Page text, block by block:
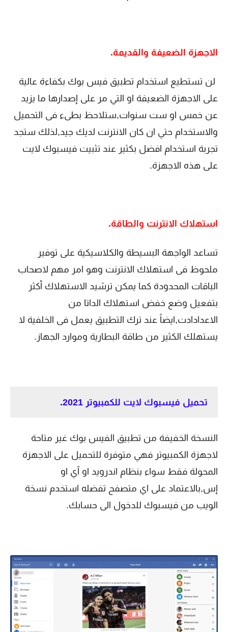
الاجهزة الضعيفة والقديمة.
لن تستطيع استخدام تطبيق فيس بوك بكفاءة عالية
على الاجهزة الضعيفة او التي مر على إصدارها ما يزيد
عن خمس او ست سنوات,ستلاحظ بطىء فى التحميل
والاستخدام حتي ان كان الانترنت لديك جيد,لذلك ستجد
تجربة استخدام افضل بكثير عند تثبيت فيسبوك لايت
على هذه الاجهزة.
استهلاك الانترنت والطاقة.
تساعد الواجهة البسيطة والكلاسيكية على توفير
ملحوظ فى استهلاك الانترنت وهو امر مهم لاصحاب
الباقات المحدودة كما يمكن ترشيد الاستهلاك أكثر
بتفعيل وضع خفض استهلاك الداتا من
الاعدادادت,ايضاً عند ترك التطبيق يعمل فى الخلفية لا
يستهلك الكثير من طاقة البطارية وموارد الجهاز.
تحميل فيسبوك لايت للكمبيوتر 2021.
النسخة الخفيفة من تطبيق الفيس بوك غير متاحة
لاجهزة الكمبيوتر فهي متوفرة للتحميل على الاجهزة
المحولة فقط سواء بنظام اندرويد او آي او
إس,بالاعتماد على اي متصفح تفضله استخدم نسخة
الويب من فيسبوك للدخول الى حسابك.